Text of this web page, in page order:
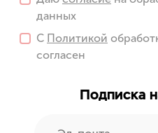
данных
С Политикой
согласен
Подписка